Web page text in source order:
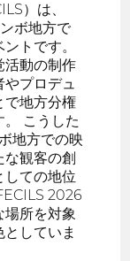
）は、
ボ地方で
トです。
活動の制作
やプロデュ
で地方分権
こうした
地方での映
観客の創
しての地位
2026
場所を対象
していま